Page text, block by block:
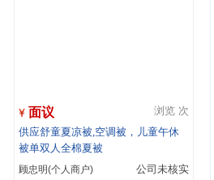
面议 浏览 次
供应舒童夏凉被,空调被，儿童午休
被单双人全棉夏被
顾忠明(个人商户) 公司未核实